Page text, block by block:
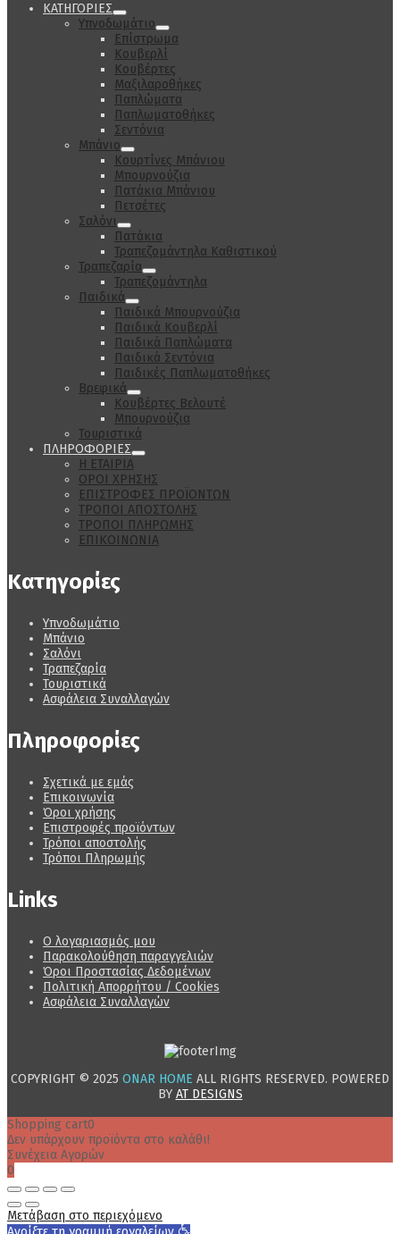
ΚΑΤΗΓΟΡΙΕΣ
Υπνοδωμάτιο
Επίστρωμα
Κουβερλί
Κουβέρτες
Μαξιλαροθήκες
Παπλώματα
Παπλωματοθήκες
Σεντόνια
Μπάνιο
Κουρτίνες Μπάνιου
Μπουρνούζια
Πατάκια Μπάνιου
Πετσέτες
Σαλόνι
Πατάκια
Τραπεζομάντηλα Καθιστικού
Τραπεζαρία
Τραπεζομάντηλα
Παιδικά
Παιδικά Μπουρνούζια
Παιδικά Κουβερλί
Παιδικά Παπλώματα
Παιδικά Σεντόνια
Παιδικές Παπλωματοθήκες
Βρεφικά
Κουβέρτες Βελουτέ
Μπουρνούζια
Τουριστικά
ΠΛΗΡΟΦΟΡΙΕΣ
Η ΕΤΑΙΡΙΑ
ΟΡΟΙ ΧΡΗΣΗΣ
ΕΠΙΣΤΡΟΦΕΣ ΠΡΟΪΟΝΤΩΝ
ΤΡΟΠΟΙ ΑΠΟΣΤΟΛΗΣ
ΤΡΟΠΟΙ ΠΛΗΡΩΜΗΣ
ΕΠΙΚΟΙΝΩΝΙΑ
Κατηγορίες
Υπνοδωμάτιο
Μπάνιο
Σαλόνι
Τραπεζαρία
Τουριστικά
Ασφάλεια Συναλλαγών
Πληροφορίες
Σχετικά με εμάς
Επικοινωνία
Όροι χρήσης
Επιστροφές προϊόντων
Τρόποι αποστολής
Τρόποι Πληρωμής
Links
Ο λογαριασμός μου
Παρακολούθηση παραγγελιών
Όροι Προστασίας Δεδομένων
Πολιτική Απορρήτου / Cookies
Ασφάλεια Συναλλαγών
COPYRIGHT © 2025 ONAR HOME ALL RIGHTS RESERVED. POWERED
BY AT DESIGNS
Shopping cart0
Δεν υπάρχουν προϊόντα στο καλάθι!
Συνέχεια Αγορών
0
Μετάβαση στο περιεχόμενο